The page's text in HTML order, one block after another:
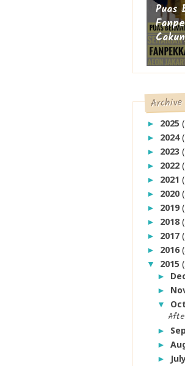
Puas
Archive
► 2025
► 2024
► 2023
► 2022
► 2021
► 2020
► 2019
► 2018
► 2017
► 2016
▼ 2015
►
►
▼
►
►
►